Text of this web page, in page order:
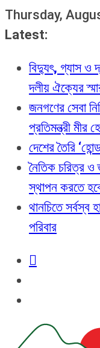
Thursday,
Latest:
বিদ্যুৎ, গ্যাস ও
দলীয় ঐক্যের
জনগণের সেবা
প্রতিমন্ত্রী মীর
দেশের তৈরি
নৈতিক চরিত্র ও
স্থাপন করতে
থানচিতে সর্বস্ব
পরিবার